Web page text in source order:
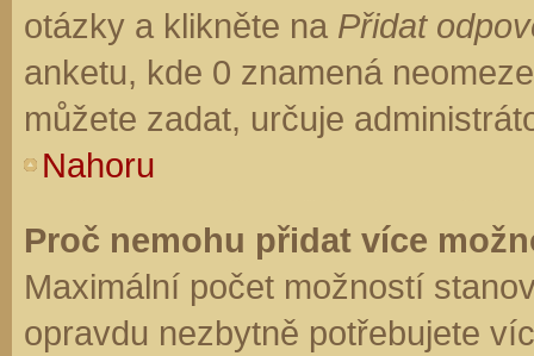
otázky a klikněte na Přidat
anketu, kde 0 znamená
můžete zadat, určuje
Nahoru
Proč nemohu přidat více
Maximální počet možností
opravdu nezbytně potřebujete